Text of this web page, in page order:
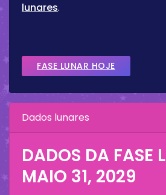
lunares.
FASE LUNAR HOJE
Dados lunares
DADOS DA FASE
MAIO 31, 2029